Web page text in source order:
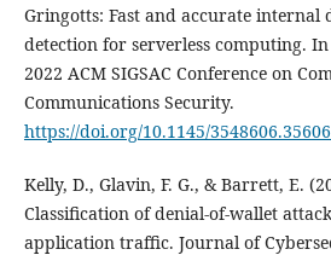
Gringotts: Fast and accurate internal
detection for serverless computing.
2022 ACM SIGSAC Conference on
Communications Security.
https://doi.org/10.1145/
Kelly, D., Glavin, F. G., & Barrett, E.
Classification of denial-of-wallet
application traffic. Journal of